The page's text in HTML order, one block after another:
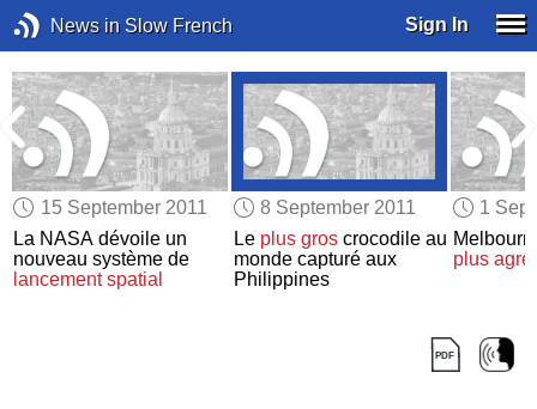
News in Slow French Sign In
15 September 2011
La NASA dévoile un
nouveau système de
lancement spatial
8 September 2011
Le plus groscrocodile au
monde capturé aux
Philippines
1
plus